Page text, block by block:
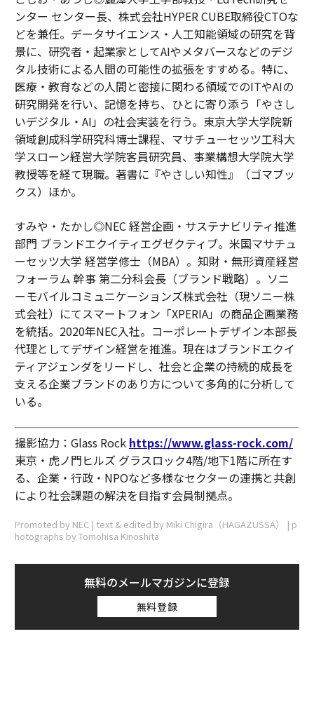
ンター センター長、株式会社HYPER CUBE取締役CTOな
どを兼任。データサイエンス・人工知能領域の研究を背
景に、研究者・起業家としてAIやメタバースなどのデジ
タル技術による人間の可能性の拡張をすすめる。特に、
医療・教育などの人間と密接に関わる領域でのITやAIの
研究開発を行い、記憶を持ち、ひとに寄り添う「やさし
いデジタル・AI」の社会実装を行う。東京大学大学院新
領域創成科学研究科博士課程、マサチューセッツ工科大
学スローン経営大学院客員研究員、事業構想大学院大学
教授等を経て現職。著書に『やさしい知性』（ゴマブッ
クス）ほか。
すみや・たかし◎NEC 経営企画・サステナビリティ推進
部門 ブランドエクイティエグゼクティブ。米国マサチュ
ーセッツ大学 経営学修士（MBA）。知財・無形資産経営
フォーラム 幹事 第二分科会長（ブランド戦略）。ソニ
ーモバイルコミュニケーションズ株式会社（現ソニー株
式会社）にてスマートフォン「XPERIA」の商品企画業務
を統括。2020年NEC入社。コーポレートデザイン本部長
代理としてデザイン経営を推進。現在はブランドエクイ
ティアジェンダをリードし、社会と企業の持続的成長を
支える企業ブランドのあり方について多角的に分析して
いる。
撮影協力：Glass Rock https://www.glass-rock.com/
東京・虎ノ門ヒルズ グラスロック4階/地下1階に所在す
る、企業・行政・NPOなど多様なセクターの連携と共創
により社会課題の解決を目指す会員制拠点。
Promoted by NEC | text & edited by Miki Chigira（HAGAZUSSA） | p
hotographs by Tomohisa Kinoshita
無料のメールマガジンに登録
無料登録